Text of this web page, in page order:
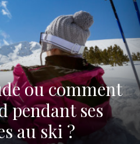
ou comment
pendant ses
au ski ?